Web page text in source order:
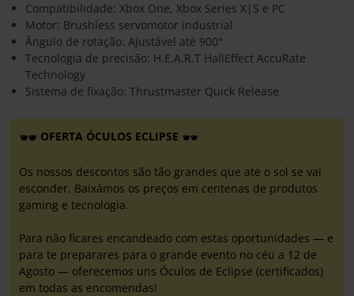
Compatibilidade: Xbox One, Xbox Series X|S e PC
Motor: Brushless servomotor industrial
Ângulo de rotação: Ajustável até 900°
Tecnologia de precisão: H.E.A.R.T HallEffect AccuRate
Technology
Sistema de fixação: Thrustmaster Quick Release
OFERTA ÓCULOS ECLIPSE
Os nossos descontos são tão grandes que até o sol se vai
esconder. Baixámos os preços em centenas de produtos
gaming e tecnologia.
Para não ficares encandeado com estas oportunidades — e
para te preparares para o grande evento no céu a 12 de
Agosto — oferecemos uns Óculos de Eclipse (certificados)
em todas as encomendas!